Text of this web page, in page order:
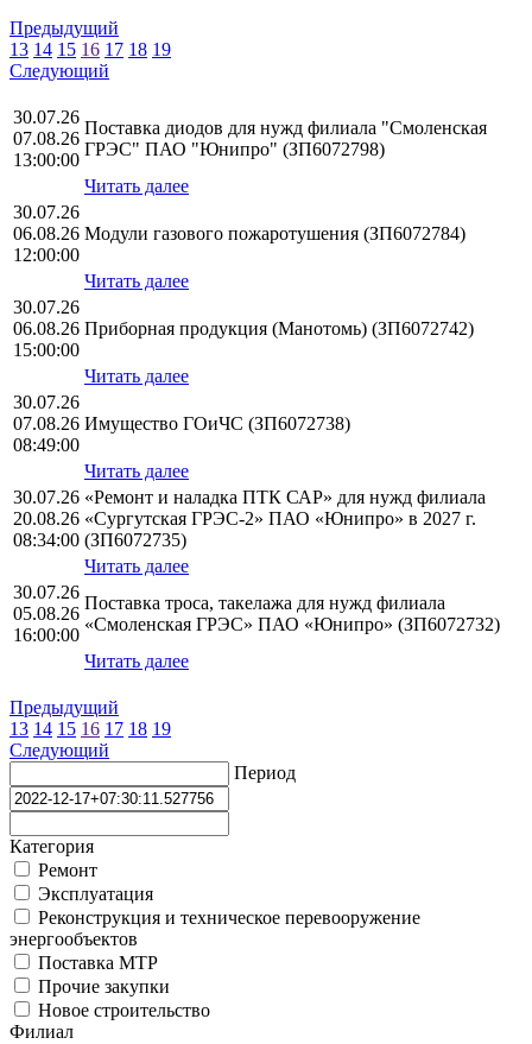
Предыдущий
13 14 15 16 17 18 19
Следующий
30.07.26
07.08.26
13:00:00
Поставка диодов для нужд филиала "Смоленская
ГРЭС" ПАО "Юнипро" (ЗП6072798)
Читать далее
30.07.26
06.08.26
12:00:00
Модули газового пожаротушения (ЗП6072784)
Читать далее
30.07.26
06.08.26
15:00:00
Приборная продукция (Манотомь) (ЗП6072742)
Читать далее
30.07.26
07.08.26
08:49:00
Имущество ГОиЧС (ЗП6072738)
Читать далее
30.07.26
20.08.26
08:34:00
«Ремонт и наладка ПТК САР» для нужд филиала
«Сургутская ГРЭС-2» ПАО «Юнипро» в 2027 г.
(ЗП6072735)
Читать далее
30.07.26
05.08.26
16:00:00
Поставка троса, такелажа для нужд филиала
«Смоленская ГРЭС» ПАО «Юнипро» (ЗП6072732)
Читать далее
Предыдущий
13 14 15 16 17 18 19
Следующий
Период
Категория
Ремонт
Эксплуатация
Реконструкция и техническое перевооружение
энергообъектов
Поставка МТР
Прочие закупки
Новое строительство
Филиал